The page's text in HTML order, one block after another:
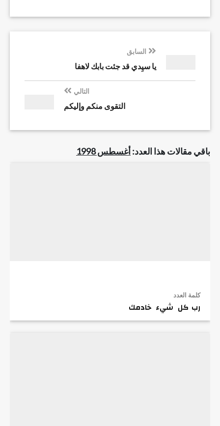
باقي مقالات هذا العدد:أغسطس 1998
كلمة العدد
رب كل شيء خادمك
السابق
يا سيِدي قد جئت بابك لاهفا
التالي
التقوى منكم وإليكم